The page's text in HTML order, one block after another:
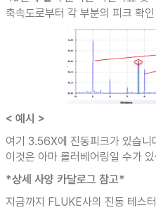
축속도로부터 각 부분의 피크 확인
< 예시 >
여기 3.56X에 진동피크가 있습니
이것은 아마 롤러베어링일 수가
*상세 사양 카달로그 참고*
지금까지 FLUKE사의 진동 테스